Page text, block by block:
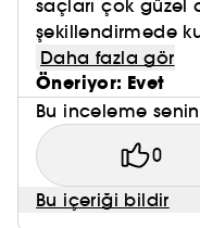
saçları çok
şekillendirmede
Daha fazla gör
Öneriyor: Evet
Bu inceleme
0
Bu içeriği bildir